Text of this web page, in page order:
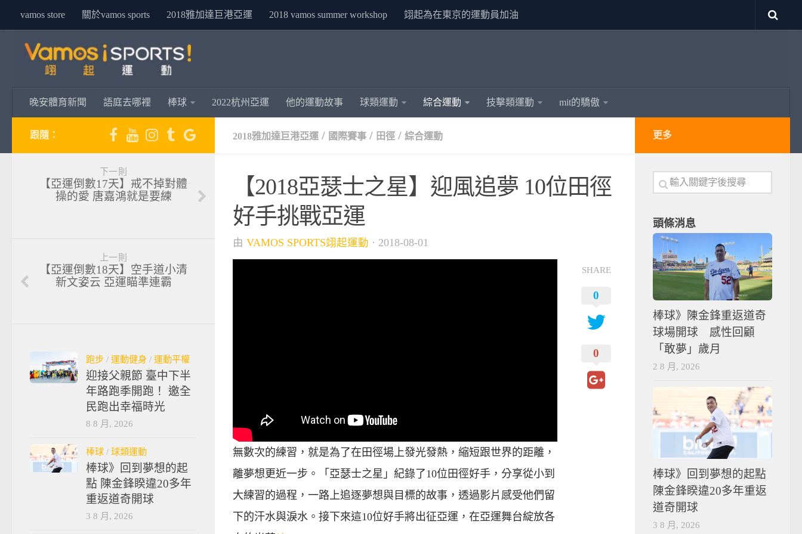
vamos store 關於vamos sports 2018雅加達巨港亞運 2018 vamos summer workshop 翊起為在東京的運動員加油
晚安體育新聞 語庭去哪裡 棒球 2022杭州亞運 他的運動故事 球類運動 綜合運動 技擊類運動 mit的驕傲
2018雅加達巨港亞運 / 國際賽事 / 田徑 / 綜合運動
【2018亞瑟士之星】迎風追夢 10位田徑
好手挑戰亞運
由 VAMOS SPORTS翊起運動 · 2018-08-01
無數次的練習，就是為了在田徑場上發光發熱，縮短跟世界的距離，
離夢想更近一步。「亞瑟士之星」紀錄了10位田徑好手，分享從小到
大練習的過程，一路上追逐夢想與目標的故事，透過影片感受他們留
下的汗水與淚水。接下來這10位好手將出征亞運，在亞運舞台綻放各
SHARE
0
0
跟隨：
下一則
【亞運倒數17天】戒不掉對體
操的愛 唐嘉鴻就是要練
上一則
【亞運倒數18天】空手道小清
新文姿云 亞運瞄準連霸
跑步 / 運動健身 / 運動平權
迎接父親節 臺中下半
年路跑季開跑！ 邀全
民跑出幸福時光
8 8 月, 2026
棒球 / 球類運動
棒球》回到夢想的起
點 陳金鋒睽違20多年
重返道奇開球
3 8 月, 2026
更多
頭條消息
棒球》陳金鋒重返道奇
球場開球 感性回顧
「敢夢」歲月
2 8 月, 2026
棒球》回到夢想的起點
陳金鋒睽違20多年重返
道奇開球
3 8 月, 2026